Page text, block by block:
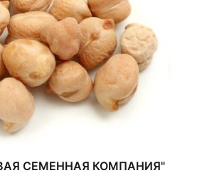
СЕМЕННАЯ КОМПАНИЯ"